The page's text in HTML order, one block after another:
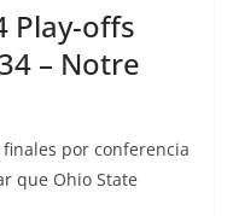
Play-offs
– Notre
por conferencia
que Ohio State